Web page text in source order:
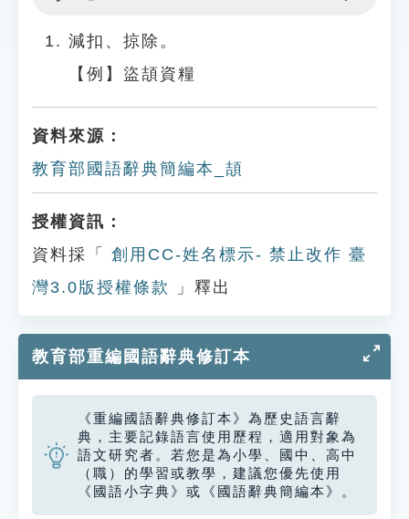
減扣、掠除。
【例】盜頡資糧
資料來源：
教育部國語辭典簡編本_頡
授權資訊：
資料採「
創用CC-姓名標示- 禁止改作 臺
灣3.0版授權條款
」釋出
教育部重編國語辭典修訂本
《重編國語辭典修訂本》為歷史語言辭
典，主要記錄語言使用歷程，適用對象為
語文研究者。若您是為小學、國中、高中
（職）的學習或教學，建議您優先使用
《國語小字典》或《國語辭典簡編本》。